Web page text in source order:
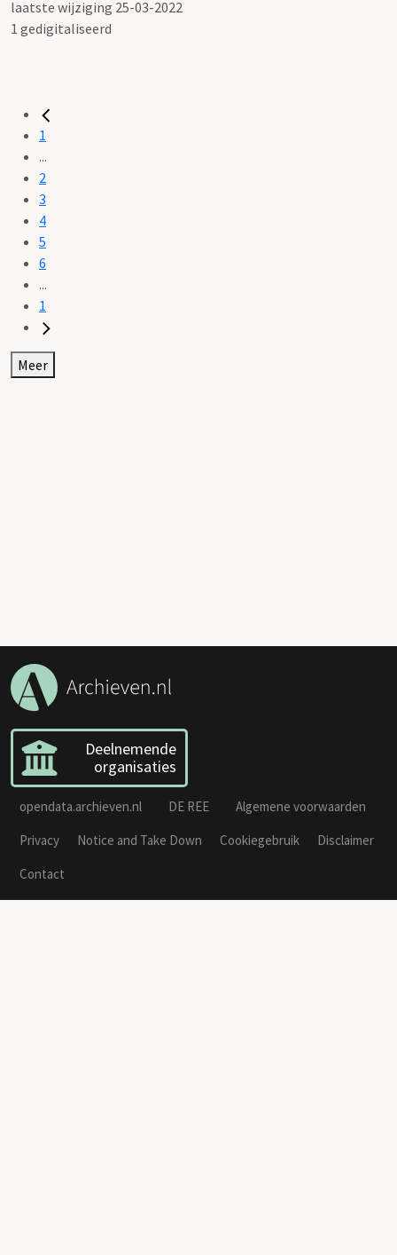
laatste wijziging 25-03-2022
1 gedigitaliseerd
1
...
2
3
4
5
6
...
1
Meer
Deelnemende
organisaties
opendata.archieven.nl DE REE
Algemene voorwaarden
Privacy
Notice and Take Down Cookiegebruik
Disclaimer
Contact